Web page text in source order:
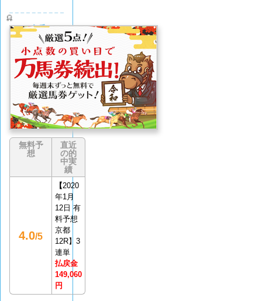
令和ケ
イバ
評価
なし
(0
件)
無料予
想
直近
の的
中実
績
4.0/5
【2020
年1月
12日 有
料予想
京都
12R】3
連単
払戻金
149,060
円